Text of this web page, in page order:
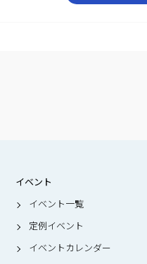
イベント
イベント一覧
定例イベント
イベントカレンダー